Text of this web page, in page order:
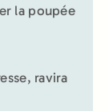
la poupée
ravira